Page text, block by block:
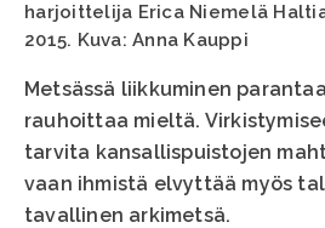
harjoittelija Erica Niemelä
2015. Kuva: Anna Kauppi
Metsässä liikkuminen
rauhoittaa mieltä.
tarvita kansallispuistojen
vaan ihmistä elvyttää myös
tavallinen arkimetsä.